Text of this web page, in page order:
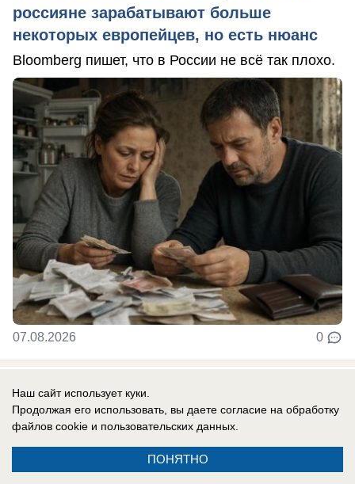
россияне зарабатывают больше
некоторых европейцев, но есть нюанс
Bloomberg пишет, что в России не всё так плохо.
07.08.2026 0
Новости СМИ2
Наш сайт использует куки.
Продолжая его использовать, вы даете согласие на обработку
файлов cookie и пользовательских данных.
ПОНЯТНО